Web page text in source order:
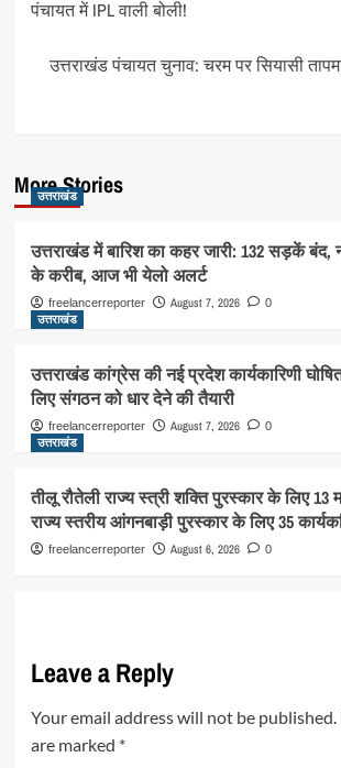
पंचायत में IPL वाली बोली!
उत्तराखंड पंचायत चुनाव: चरम पर सियासी
More Stories
उत्तराखंड
उत्तराखंड में बारिश का कहर जारी: 132 सड़कें बंद,
के करीब, आज भी येलो अलर्ट
freelancerreporter August 7, 2026 0
उत्तराखंड
उत्तराखंड कांग्रेस की नई प्रदेश कार्यकारिणी
लिए संगठन को धार देने की तैयारी
freelancerreporter August 7, 2026 0
उत्तराखंड
तीलू रौतेली राज्य स्त्री शक्ति पुरस्कार के लिए
राज्य स्तरीय आंगनबाड़ी पुरस्कार के लिए 35
freelancerreporter August 6, 2026 0
Leave a Reply
Your email address will not be published.
are marked *